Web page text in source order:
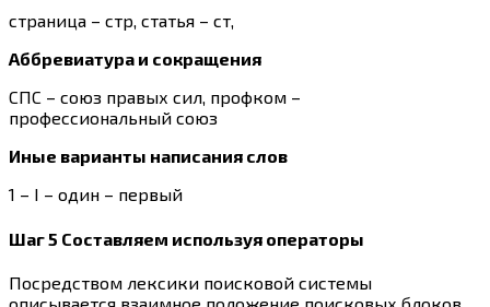
страница – стр, статья – ст,
Аббревиатура и сокращения
СПС – союз правых сил, профком –
профессиональный союз
Иные варианты написания слов
1 – I – один – первый
Шаг 5 Составляем используя операторы
Посредством лексики поисковой системы